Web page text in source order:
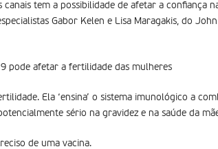
canais tem a possibilidade de afetar a confiança
Gabor Kelen e Lisa Maragakis, do
pode afetar a fertilidade das mulheres
Ela ‘ensina’ o sistema imunológico a
sério na gravidez e na saúde da
de uma vacina.